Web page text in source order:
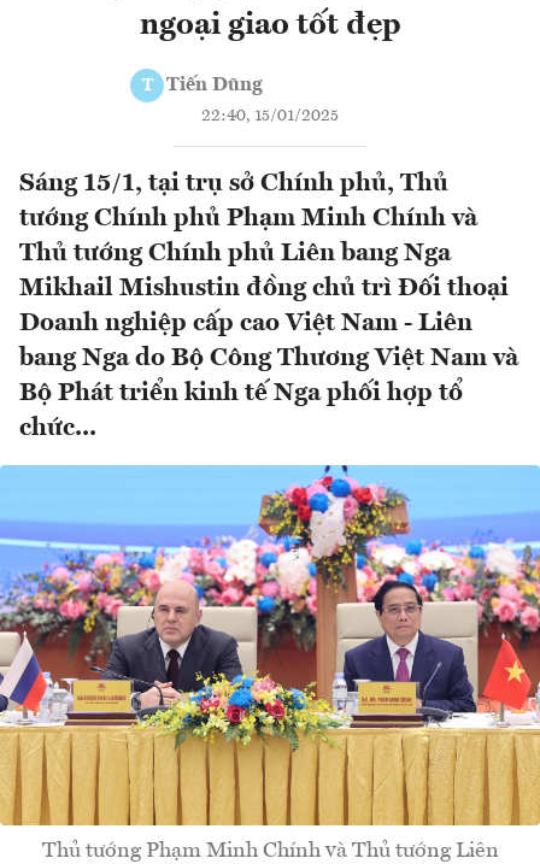
ngoại giao tốt đẹp
T Tiến Dũng
22:40, 15/01/2025
Sáng 15/1, tại trụ sở Chính phủ, Thủ
tướng Chính phủ Phạm Minh Chính và
Thủ tướng Chính phủ Liên bang Nga
Mikhail Mishustin đồng chủ trì Đối thoại
Doanh nghiệp cấp cao Việt Nam - Liên
bang Nga do Bộ Công Thương Việt Nam và
Bộ Phát triển kinh tế Nga phối hợp tổ
chức...
Thủ tướng Phạm Minh Chính và Thủ tướng Liên